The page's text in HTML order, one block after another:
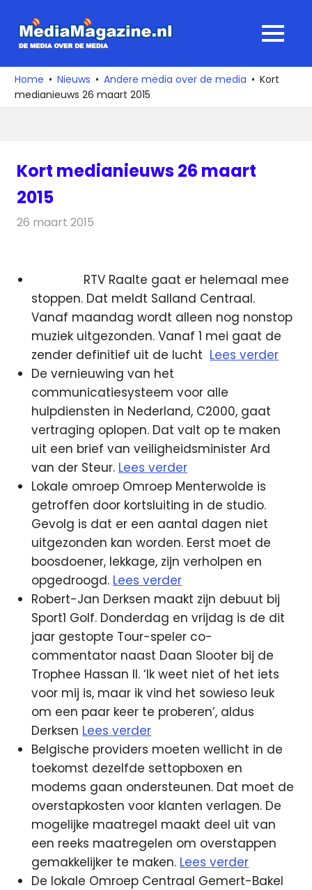
naar
media
over
de
MENU
Home Nieuws Andere media over de media
Kort
medianieuws 26 maart 2015
Kort medianieuws 26 maart
2015
26 maart 2015
RTV Raalte gaat er helemaal mee
stoppen. Dat meldt Salland Centraal.
Vanaf maandag wordt alleen nog nonstop
muziek uitgezonden. Vanaf 1 mei gaat de
zender definitief uit de lucht Lees verder
De vernieuwing van het
communicatiesysteem voor alle
hulpdiensten in Nederland, C2000, gaat
vertraging oplopen. Dat valt op te maken
uit een brief van veiligheidsminister Ard
van der Steur. Lees verder
Lokale omroep Omroep Menterwolde is
getroffen door kortsluiting in de studio.
Gevolg is dat er een aantal dagen niet
uitgezonden kan worden. Eerst moet de
boosdoener, lekkage, zijn verholpen en
opgedroogd. Lees verder
Robert-Jan Derksen maakt zijn debuut bij
Sport1 Golf. Donderdag en vrijdag is de dit
jaar gestopte Tour-speler co-
commentator naast Daan Slooter bij de
Trophee Hassan II. ‘Ik weet niet of het iets
voor mij is, maar ik vind het sowieso leuk
om een paar keer te proberen’, aldus
Derksen Lees verder
Belgische providers moeten wellicht in de
toekomst dezelfde settopboxen en
modems gaan ondersteunen. Dat moet de
overstapkosten voor klanten verlagen. De
mogelijke maatregel maakt deel uit van
een reeks maatregelen om overstappen
gemakkelijker te maken. Lees verder
De lokale Omroep Centraal Gemert-Bakel